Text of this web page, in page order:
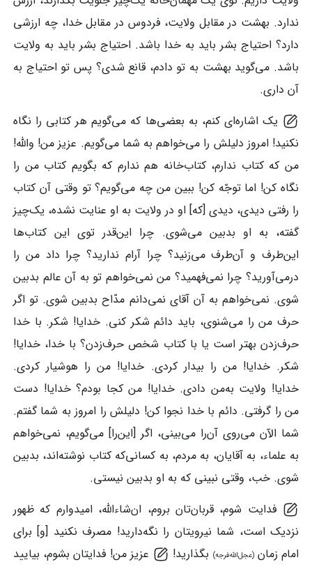
ندارد. بهشت در مقابل ولایت، فردوس در مقابل خدا، چه ارزشی
دارد؟ احتیاج بشر باید به خدا باشد. احتیاج بشر باید به ولایت
باشد. می‌گوید بهشت به تو دادم، قانع شدی؟ پس تو احتیاج به
آن داری.
یک اشاره‌ای کنم، به بعضی‌ها که می‌گویم هر کتابی را نگاه
نکنید! امروز دلیلش را می‌خواهم به شما می‌گویم. عزیز من! والله!
من که کتاب ندارم، کتاب‌خانه هم ندارم که بگویم کتاب من را
نگاه کن! اما توجّه کن! ببین من چه می‌گویم؟ تو وقتی آن کتاب
را رفتی دیدی، دیدی [که] او در ولایت به او عنایت نشده، یک‌چیز
گفته، به او بدبین می‌شوی. چرا این‌قدر توی این کتاب‌ها
این‌طرف و آن‌طرف می‌زنید؟ چرا آرام ندارید؟ چرا داد من را
درمی‌آورید؟ چرا نمی‌فهمید؟ من نمی‌خواهم تو به آن عالم بدبین
شوی. نمی‌خواهم به آن آقای نمی‌دانم مدّاح بدبین شوی. تو اگر
حرف من را می‌شنوی، باید دائم شکر کنی. خدایا! شکر. با خدا
حرف‌زدن بهتر است یا با کتاب شخص حرف‌زدن؟ با خدا، خدایا!
شکر. خدایا! من را بیدار کردی. خدایا! من را هوشیار کردی.
خدایا! ولایت به‌من دادی. خدایا! من کجا بودم؟ خدایا! دست
من را گرفتی. دائم با خدا نجوا کن! دلیلش را امروز به شما گفتم.
شما الآن می‌روی آن‌را می‌بینی، اگر [این‌را] می‌گویم، نمی‌خواهم
به علماء، به آقایان، به مردم، به کسانی‌که کتاب نوشته‌اند، بدبین
شوی. خب، وقتی نبینی که به او بدبین نیستی.
فدایت شوم، قربان‌تان بروم، ان‌شاءالله، امیدوارم که ظهور
نزدیک است، شما نیرویتان را نگه‌دارید! مصرف نکنید [و] برای
امام‌ زمان(عجل‌الله‌فرجه) بگذارید!
عزیز من! فدایتان بشوم، بیایید